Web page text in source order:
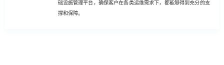
础设施管理平台，确保客户在各类运维需求下，都能够得到充分的支
撑和保障。